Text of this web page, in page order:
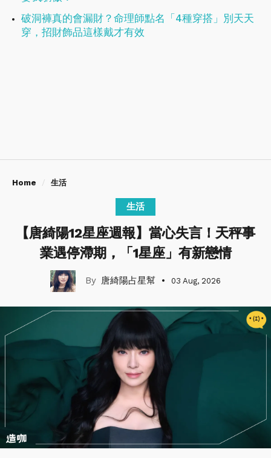
破洞褲真的會漏財？命理師點名「4種穿搭」別天天
穿，招財飾品這樣戴才有效
Home 生活
生活
【唐綺陽12星座週報】當心失言！天秤事
業遇停滯期，「1星座」有新戀情
唐綺陽占星幫 03 Aug, 2026